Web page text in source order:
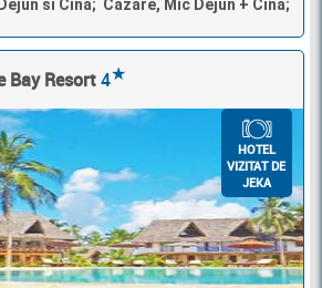
si Cina; Cazare, Mic Dejun + Cina;
Bay Resort 4★
HOTEL
VIZITAT DE
JEKA